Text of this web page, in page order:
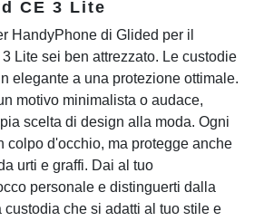
CE 3 Lite
HandyPhone di Glided per il
Lite sei ben attrezzato. Le custodie
elegante a una protezione ottimale.
motivo minimalista o audace,
scelta di design alla moda. Ogni
colpo d'occhio, ma protegge anche
urti e graffi. Dai al tuo
personale e distinguerti dalla
custodia che si adatti al tuo stile e